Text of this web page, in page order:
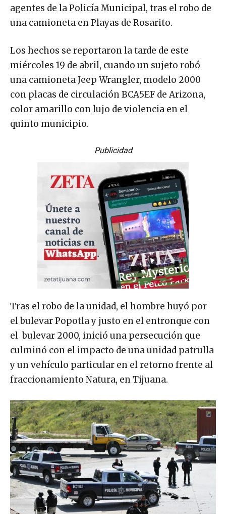
agentes de la Policía Municipal, tras el robo de
una camioneta en Playas de Rosarito.
Los hechos se reportaron la tarde de este
miércoles 19 de abril, cuando un sujeto robó
una camioneta Jeep Wrangler, modelo 2000
con placas de circulación BCA5EF de Arizona,
color amarillo con lujo de violencia en el
quinto municipio.
Publicidad
Tras el robo de la unidad, el hombre huyó por
el bulevar Popotla y justo en el entronque con
el bulevar 2000, inició una persecución que
culminó con el impacto de una unidad patrulla
y un vehículo particular en el retorno frente al
fraccionamiento Natura, en Tijuana.